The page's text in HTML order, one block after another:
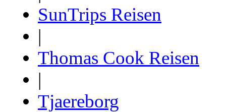
SunTrips Reisen
|
Thomas Cook Reisen
|
Tjaereborg